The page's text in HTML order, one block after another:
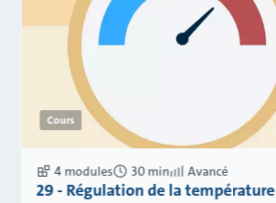
Cours
4 modules 30 min Avancé
29 - Régulation de la température